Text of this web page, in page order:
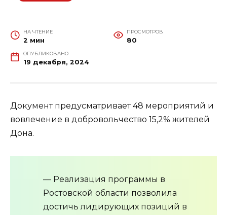
НА ЧТЕНИЕ
2 мин
ПРОСМОТРОВ
80
ОПУБЛИКОВАНО
19 декабря, 2024
Документ предусматривает 48 мероприятий и
вовлечение в добровольчество 15,2% жителей
Дона.
— Реализация программы в
Ростовской области позволила
достичь лидирующих позиций в